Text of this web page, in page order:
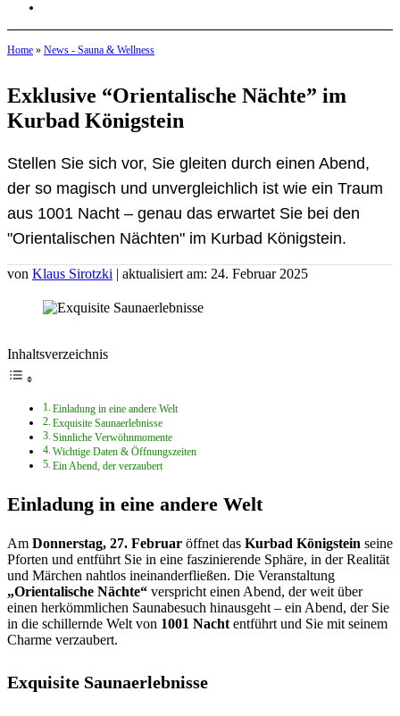
Home » News - Sauna & Wellness
Exklusive “Orientalische Nächte” im
Kurbad Königstein
Stellen Sie sich vor, Sie gleiten durch einen Abend,
der so magisch und unvergleichlich ist wie ein Traum
aus 1001 Nacht – genau das erwartet Sie bei den
"Orientalischen Nächten" im Kurbad Königstein.
von Klaus Sirotzki | aktualisiert am: 24. Februar 2025
Inhaltsverzeichnis
Einladung in eine andere Welt
Exquisite Saunaerlebnisse
Sinnliche Verwöhnmomente
Wichtige Daten & Öffnungszeiten
Ein Abend, der verzaubert
Einladung in eine andere Welt
Am Donnerstag, 27. Februar öffnet das Kurbad Königstein seine
Pforten und entführt Sie in eine faszinierende Sphäre, in der Realität
und Märchen nahtlos ineinanderfließen. Die Veranstaltung
„Orientalische Nächte“ verspricht einen Abend, der weit über
einen herkömmlichen Saunabesuch hinausgeht – ein Abend, der Sie
in die schillernde Welt von 1001 Nacht entführt und Sie mit seinem
Charme verzaubert.
Exquisite Saunaerlebnisse